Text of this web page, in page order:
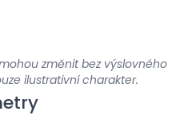
změnit bez výslovného
ilustrativní charakter.